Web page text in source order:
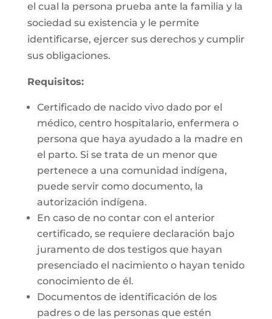
el cual la persona prueba ante la familia y la
sociedad su existencia y le permite
identificarse, ejercer sus derechos y cumplir
sus obligaciones.
Requisitos:
Certificado de nacido vivo dado por el
médico, centro hospitalario, enfermera o
persona que haya ayudado a la madre en
el parto. Si se trata de un menor que
pertenece a una comunidad indígena,
puede servir como documento, la
autorización indígena.
En caso de no contar con el anterior
certificado, se requiere declaración bajo
juramento de dos testigos que hayan
presenciado el nacimiento o hayan tenido
conocimiento de él.
Documentos de identificación de los
padres o de las personas que estén